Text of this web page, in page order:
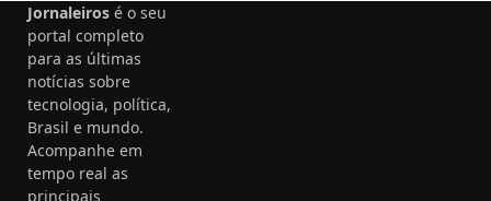
Jornaleiros é o seu
portal completo
para as últimas
notícias sobre
tecnologia, política,
Brasil e mundo.
Acompanhe em
tempo real as
principais